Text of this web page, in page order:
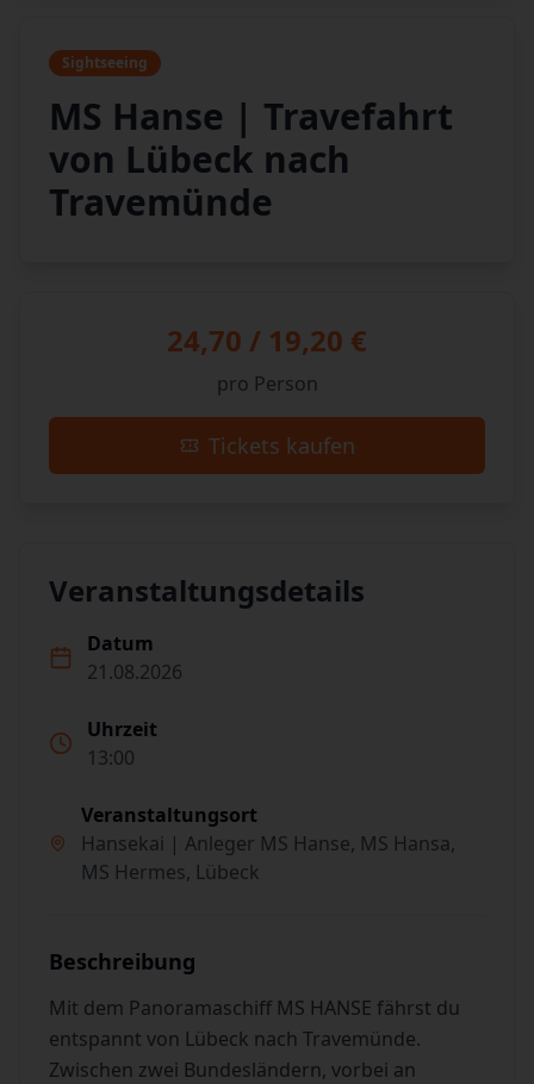
Sightseeing
MS Hanse | Travefahrt
von Lübeck nach
Travemünde
24,70 / 19,20 €
pro Person
Tickets kaufen
Veranstaltungsdetails
Datum
21.08.2026
Uhrzeit
13:00
Veranstaltungsort
Hansekai | Anleger MS Hanse, MS Hansa,
MS Hermes, Lübeck
Beschreibung
Mit dem Panoramaschiff MS HANSE fährst du
entspannt von Lübeck nach Travemünde.
Zwischen zwei Bundesländern, vorbei an